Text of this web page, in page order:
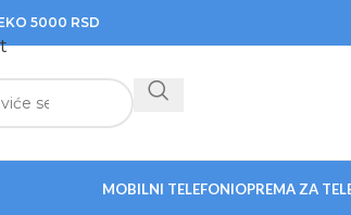
5000 RSD
MOBILNI TELEFONIOPREMA ZA